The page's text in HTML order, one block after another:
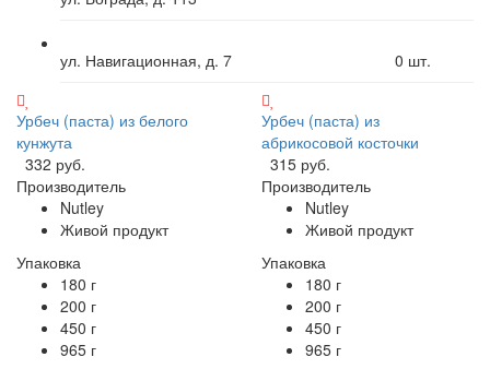
ул. Навигационная, д. 7 0 шт.
Урбеч (паста) из белого
кунжута
332 руб.
Производитель
Nutley
Живой продукт
Упаковка
180 г
200 г
450 г
965 г
Урбеч (паста) из
абрикосовой косточки
315 руб.
Производитель
Nutley
Живой продукт
Упаковка
180 г
200 г
450 г
965 г